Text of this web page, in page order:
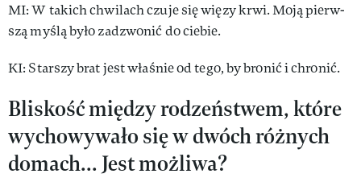
MI: W ta­kich chwi­lach czu­je się wię­zy krwi. Mo­ją pierw­
szą my­ślą by­ło zadzwonić do cie­bie.
KI: Star­szy brat jest wła­śnie od te­go, by bronić i chronić.
Bliskość mię­dzy ro­dzeń­stwem, któ­re
wy­cho­wy­wa­ło się w dwóch róż­nych
do­mach... Jest moż­li­wa?